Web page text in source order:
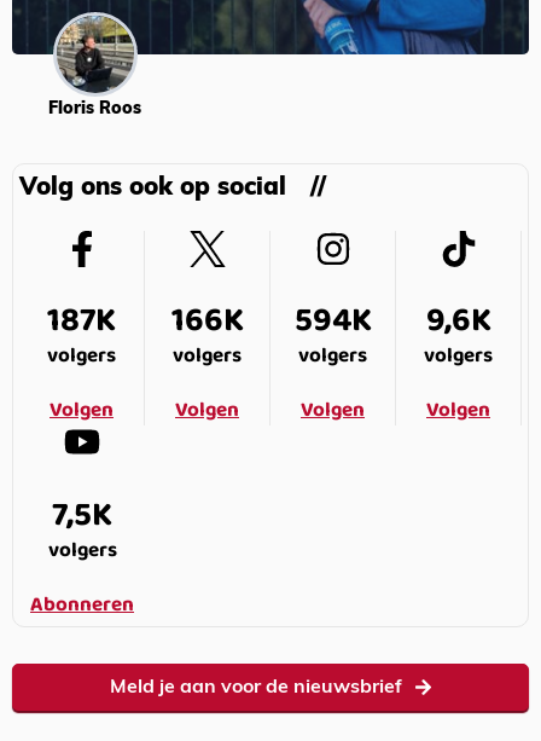
Floris Roos
Volg ons ook op social
187K
volgers
Volgen
166K
volgers
Volgen
594K
volgers
Volgen
9,6K
volgers
Volgen
7,5K
volgers
Abonneren
Meld je aan voor de nieuwsbrief